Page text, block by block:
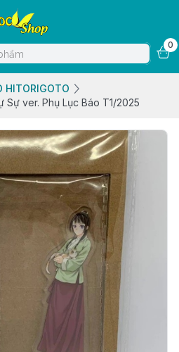
0
HITORIGOTO
ver. Phụ Lục Báo T1/2025